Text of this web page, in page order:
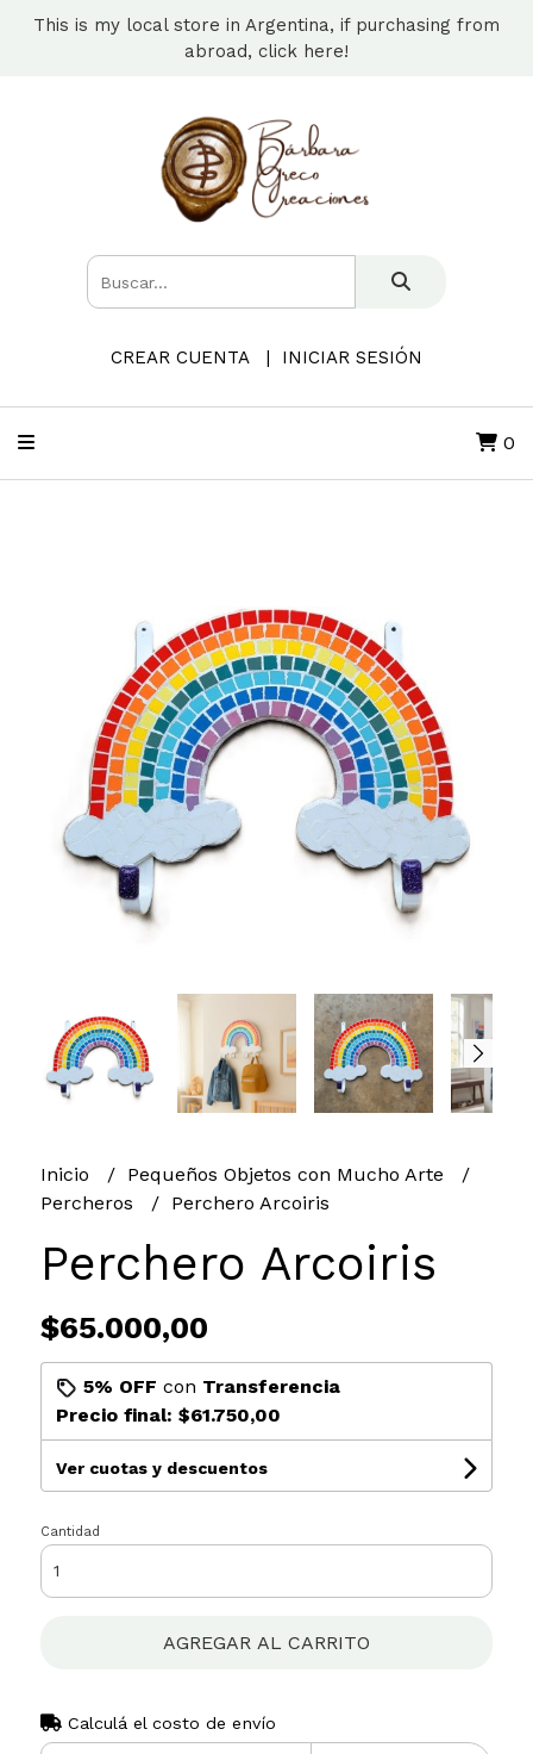
This is my local store in Argentina, if purchasing from
abroad, click here!
CREAR CUENTA INICIAR SESIÓN
0
Inicio
Pequeños Objetos con Mucho Arte
Percheros
Perchero Arcoiris
Perchero Arcoiris
$65.000,00
5% OFF con Transferencia
Precio final: $61.750,00
Ver cuotas y descuentos
Cantidad
AGREGAR AL CARRITO
Calculá el costo de envío